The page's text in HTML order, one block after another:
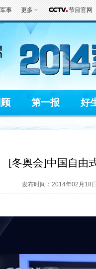
军事 更多 节目官网
第一报 好
[冬奥会]中国自由
发布时间：2014年02月18